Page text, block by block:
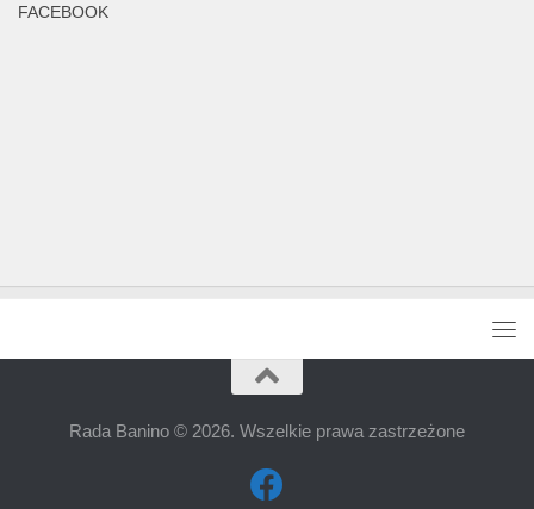
FACEBOOK
Rada Banino © 2026. Wszelkie prawa zastrzeżone